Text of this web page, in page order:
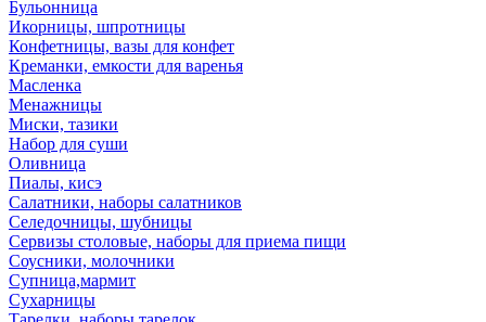
Бульонница
Икорницы, шпротницы
Конфетницы, вазы для конфет
Креманки, емкости для варенья
Масленка
Менажницы
Миски, тазики
Набор для суши
Оливница
Пиалы, кисэ
Салатники, наборы салатников
Селедочницы, шубницы
Сервизы столовые, наборы для приема пищи
Соусники, молочники
Супница,мармит
Сухарницы